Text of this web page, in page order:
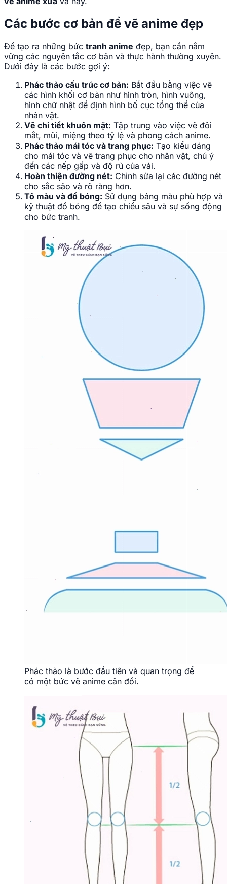
Các bước cơ bản để vẽ anime đẹp
Để tạo ra những bức tranh anime đẹp, bạn cần nắm
vững các nguyên tắc cơ bản và thực hành thường xuyên.
Dưới đây là các bước gợi ý:
Phác thảo cấu trúc cơ bản: Bắt đầu bằng việc vẽ
các hình khối cơ bản như hình tròn, hình vuông,
hình chữ nhật để định hình bố cục tổng thể của
nhân vật.
Vẽ chi tiết khuôn mặt: Tập trung vào việc vẽ đôi
mắt, mũi, miệng theo tỷ lệ và phong cách anime.
Phác thảo mái tóc và trang phục: Tạo kiểu dáng
cho mái tóc và vẽ trang phục cho nhân vật, chú ý
đến các nếp gấp và độ rủ của vải.
Hoàn thiện đường nét: Chỉnh sửa lại các đường nét
cho sắc sảo và rõ ràng hơn.
Tô màu và đổ bóng: Sử dụng bảng màu phù hợp và
kỹ thuật đổ bóng để tạo chiều sâu và sự sống động
cho bức tranh.
Phác thảo là bước đầu tiên và quan trọng để
có một bức vẽ anime cân đối.